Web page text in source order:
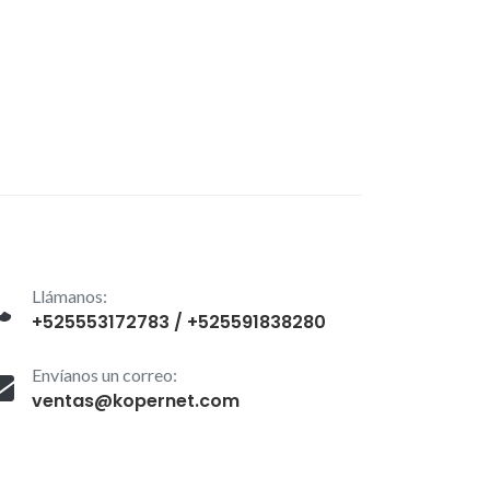
Llámanos:
+525553172783 / +525591838280
Envíanos un correo:
ventas@kopernet.com